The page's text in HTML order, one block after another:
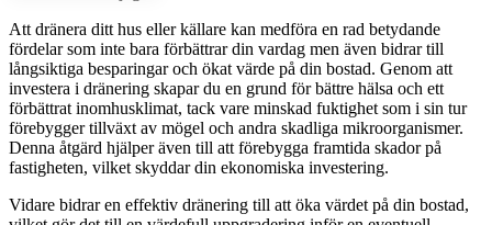
Att dränera ditt hus eller källare kan medföra en rad betydande
fördelar som inte bara förbättrar din vardag men även bidrar till
långsiktiga besparingar och ökat värde på din bostad. Genom att
investera i dränering skapar du en grund för bättre hälsa och ett
förbättrat inomhusklimat, tack vare minskad fuktighet som i sin tur
förebygger tillväxt av mögel och andra skadliga mikroorganismer.
Denna åtgärd hjälper även till att förebygga framtida skador på
fastigheten, vilket skyddar din ekonomiska investering.
Vidare bidrar en effektiv dränering till att öka värdet på din bostad,